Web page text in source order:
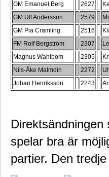
GM Emanuel Berg
2627
GM Ulf Andersson
2579
GM Pia Cramling
2516
FM Rolf Bergström
2307
Magnus Wahlbom
2305
Nils-Åke Malmdin
2272
Johan Henriksson
2243
spelar bra är
partier. Den